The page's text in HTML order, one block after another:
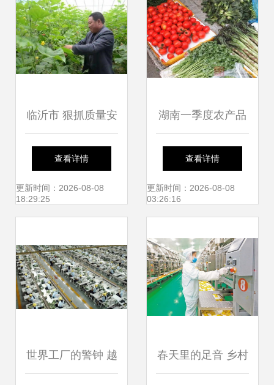
临沂市 狠抓质量安
全监管与执法 筑牢
农产品安全生产防
查看详情
更新时间：2026-08-08
18:29:25
湖南一季度农产品
出口增长19.6% 科
技与特色并进助推
查看详情
更新时间：2026-08-08
03:26:16
世界工厂的警钟 越 春天里的足音 乡村